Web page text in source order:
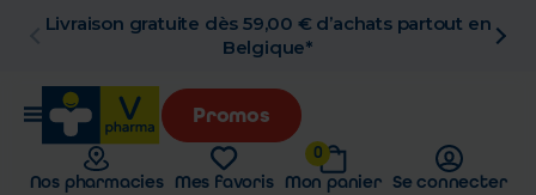
Livraison gratuite dès 59,00 € d’achats partout en
Belgique*
Promos
Nos pharmacies Mes favoris
0
Mon panier Se connecter